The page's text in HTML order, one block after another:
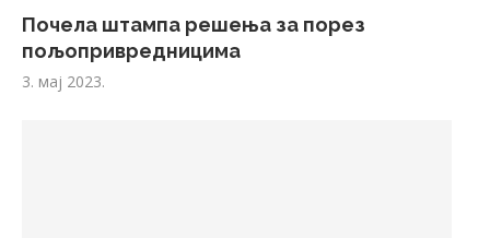
Почела штампа решења за порез
пољопривредницима
3. мај 2023.